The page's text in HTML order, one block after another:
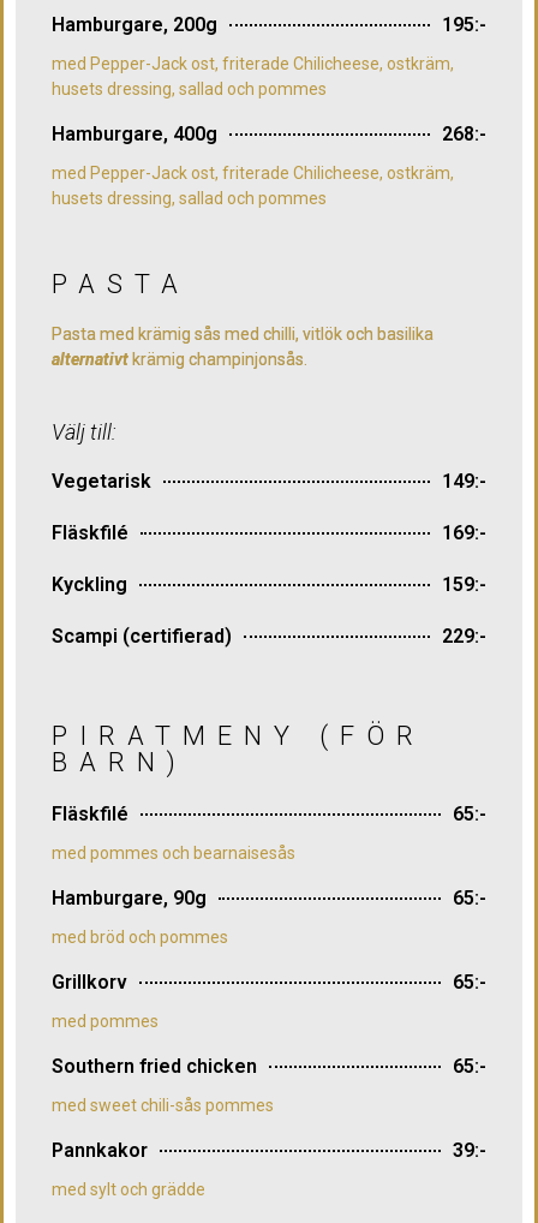
Hamburgare, 200g 195:-
med Pepper-Jack ost, friterade Chilicheese, ostkräm,
husets dressing, sallad och pommes
Hamburgare, 400g 268:-
med Pepper-Jack ost, friterade Chilicheese, ostkräm,
husets dressing, sallad och pommes
PASTA
Pasta med krämig sås med chilli, vitlök och basilika
alternativt krämig champinjonsås.
Välj till:
Vegetarisk 149:-
Fläskfilé 169:-
Kyckling 159:-
Scampi (certifierad) 229:-
PIRATMENY (FÖR
BARN)
Fläskfilé 65:-
med pommes och bearnaisesås
Hamburgare, 90g 65:-
med bröd och pommes
Grillkorv 65:-
med pommes
Southern fried chicken 65:-
med sweet chili-sås pommes
Pannkakor 39:-
med sylt och grädde